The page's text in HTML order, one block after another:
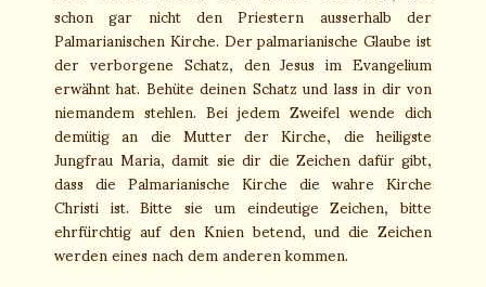
schon gar nicht den Priestern ausserhalb der
Palmarianischen Kirche. Der palmarianische Glaube ist
der verborgene Schatz, den Jesus im Evangelium
erwähnt hat. Behüte deinen Schatz und lass in dir von
niemandem stehlen. Bei jedem Zweifel wende dich
demütig an die Mutter der Kirche, die heiligste
Jungfrau Maria, damit sie dir die Zeichen dafür gibt,
dass die Palmarianische Kirche die wahre Kirche
Christi ist. Bitte sie um eindeutige Zeichen, bitte
ehrfürchtig auf den Knien betend, und die Zeichen
werden eines nach dem anderen kommen.